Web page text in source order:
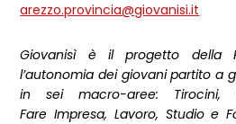
arezzo.provincia@giovanisi.it
Giovanisì è il progetto della
l’autonomia dei giovani partito a
in sei macro-aree: Tirocini,
Fare Impresa, Lavoro, Studio e